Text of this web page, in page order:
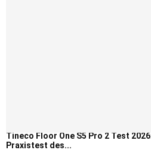
Tineco Floor One S5 Pro 2 Test
Praxistest des...